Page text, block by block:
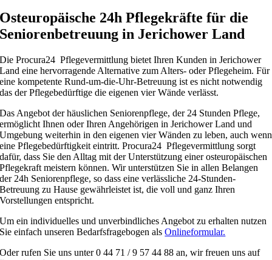
Osteuropäische 24h Pflegekräfte für die
Seniorenbetreuung in Jerichower Land
Die Procura24 Pflegevermittlung bietet Ihren Kunden in Jerichower
Land eine hervorragende Alternative zum Alters- oder Pflegeheim. Für
eine kompetente Rund-um-die-Uhr-Betreuung ist es nicht notwendig
das der Pflegebedürftige die eigenen vier Wände verlässt.
Das Angebot der häuslichen Seniorenpflege, der 24 Stunden Pflege,
ermöglicht Ihnen oder Ihren Angehörigen in Jerichower Land und
Umgebung weiterhin in den eigenen vier Wänden zu leben, auch wenn
eine Pflegebedürftigkeit eintritt. Procura24 Pflegevermittlung sorgt
dafür, dass Sie den Alltag mit der Unterstützung einer osteuropäischen
Pflegekraft meistern können. Wir unterstützen Sie in allen Belangen
der 24h Seniorenpflege, so dass eine verlässliche 24-Stunden-
Betreuung zu Hause gewährleistet ist, die voll und ganz Ihren
Vorstellungen entspricht.
Um ein individuelles und unverbindliches Angebot zu erhalten nutzen
Sie einfach unseren Bedarfsfragebogen alsOnlineformular.
Oder rufen Sie uns unter 0 44 71 / 9 57 44 88 an, wir freuen uns auf